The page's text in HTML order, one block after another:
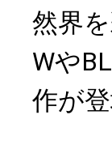
然界
Wや
作が